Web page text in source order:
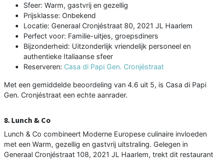
Sfeer: Warm, gastvrij en gezellig
Prijsklasse: Onbekend
Locatie: Generaal Cronjéstraat 80, 2021 JL Haarlem
Perfect voor: Familie-uitjes, groepsdiners
Bijzonderheid: Uitzonderlijk vriendelijk personeel en
authentieke Italiaanse sfeer
Reserveren: Casa di Papi Gen. Cronjéstraat
Met een gemiddelde beoordeling van 4.6 uit 5, is Casa di Papi
Gen. Cronjéstraat een echte aanrader.
8. Lunch & Co
Lunch & Co combineert Moderne Europese culinaire invloeden
met een Warm, gezellig en gastvrij uitstraling. Gelegen in
Generaal Cronjéstraat 108, 2021 JL Haarlem, trekt dit restaurant